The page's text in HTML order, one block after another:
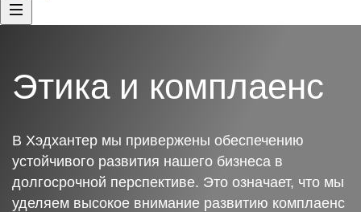
Этика и комплаенс
В Хэдхантер мы привержены обеспечению
устойчивого развития нашего бизнеса в
долгосрочной перспективе. Это означает, что мы
уделяем высокое внимание развитию комплаенс